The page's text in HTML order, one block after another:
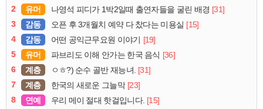
2
유머 나영석 피디가 1박2일때 출연자들을 굴린 배경 [31]
3
감동 오픈 후 3개월치 예약 다 찼다는 미용실 [15]
4
감동 어떤 공익근무요원 이야기 [19]
5
유머 파브리도 이해 안가는 한국 음식 [36]
6
계층 ㅇㅎ?) 순수 골반 재능녀. [31]
7
계층 한국의 새로운 그늘막 [23]
8
연예 우리 메이 절대 핫걸입니다. [15]